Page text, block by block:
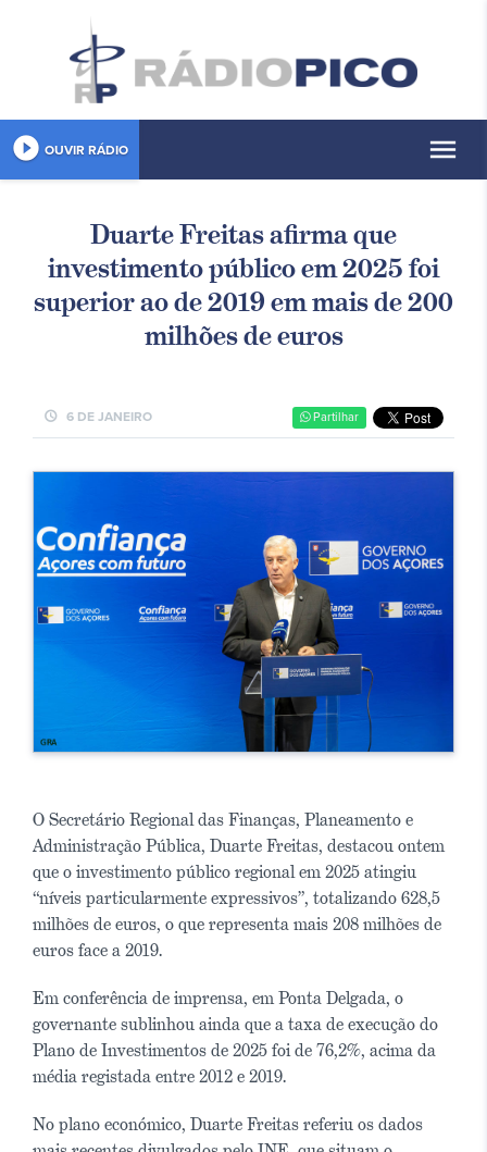
play_circle_filled OUVIR RÁDIO menu
Duarte Freitas afirma que
investimento público em 2025 foi
superior ao de 2019 em mais de 200
milhões de euros
schedule 6 DE JANEIRO Partilhar
O Secretário Regional das Finanças, Planeamento e
Administração Pública, Duarte Freitas, destacou ontem
que o investimento público regional em 2025 atingiu
“níveis particularmente expressivos”, totalizando 628,5
milhões de euros, o que representa mais 208 milhões de
euros face a 2019.
Em conferência de imprensa, em Ponta Delgada, o
governante sublinhou ainda que a taxa de execução do
Plano de Investimentos de 2025 foi de 76,2%, acima da
média registada entre 2012 e 2019.
No plano económico, Duarte Freitas referiu os dados